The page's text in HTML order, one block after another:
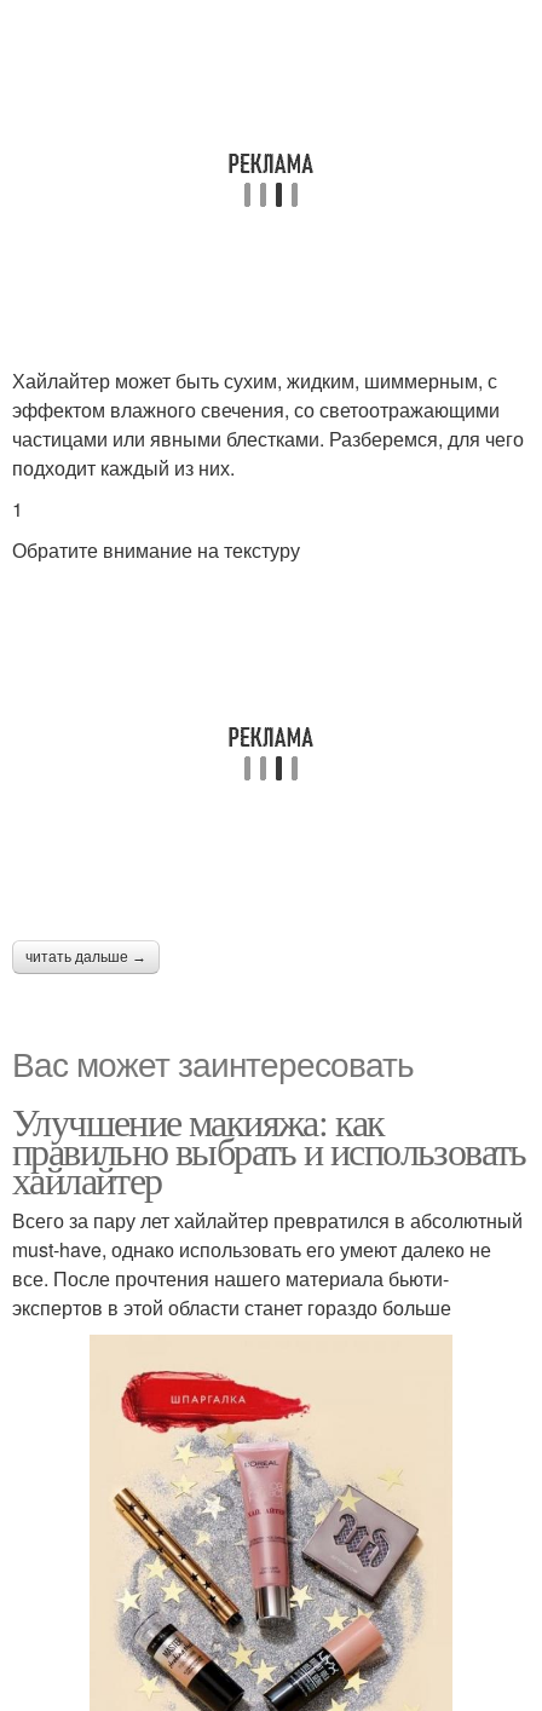
Хайлайтер может быть сухим, жидким, шиммерным, с
эффектом влажного свечения, со светоотражающими
частицами или явными блестками. Разберемся, для чего
подходит каждый из них.
1
Обратите внимание на текстуру
читать дальше →
Вас может заинтересовать
Улучшение макияжа: как
правильно выбрать и использовать
хайлайтер
Всего за пару лет хайлайтер превратился в абсолютный
must-have, однако использовать его умеют далеко не
все. После прочтения нашего материала бьюти-
экспертов в этой области станет гораздо больше